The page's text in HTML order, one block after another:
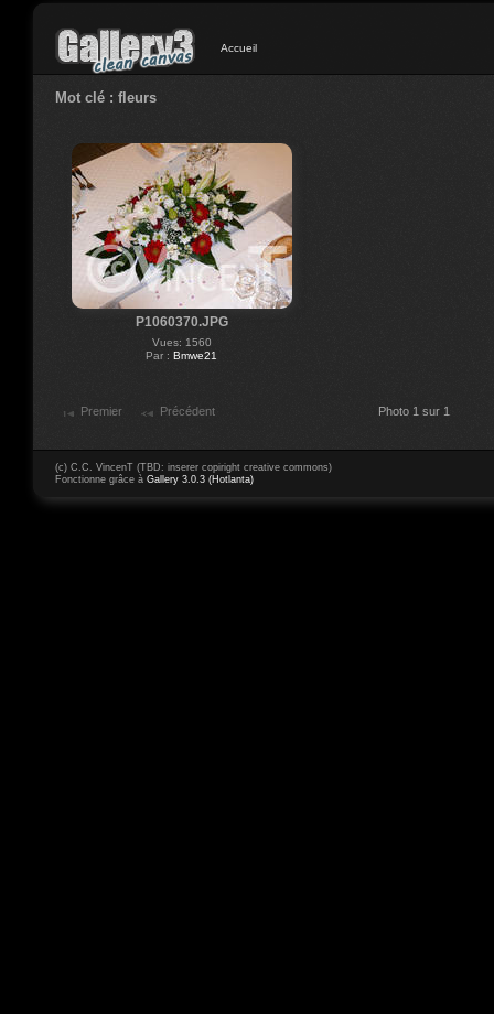
Accueil
Mot clé : fleurs
P1060370.JPG
Vues: 1560
Par : Bmwe21
Premier Précédent Photo 1 sur 1
(c) C.C. VincenT (TBD: inserer copiright creative commons)
Fonctionne grâce à Gallery 3.0.3 (Hotlanta)